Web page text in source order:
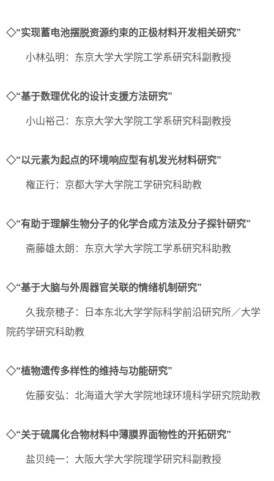
◇“实现蓄电池摆脱资源约束的正极材料开发相关研究”
小林弘明：东京大学大学院工学系研究科副教授
◇“基于数理优化的设计支援方法研究”
小山裕己：东京大学大学院工学系研究科副教授
◇“以元素为起点的环境响应型有机发光材料研究”
権正行：京都大学大学院工学研究科助教
◇“有助于理解生物分子的化学合成方法及分子探针研究”
斋藤雄太朗：东京大学大学院工学系研究科助教
◇“基于大脑与外周器官关联的情绪机制研究”
久我奈穂子：日本东北大学学际科学前沿研究所／大学
院药学研究科助教
◇“植物遗传多样性的维持与功能研究”
佐藤安弘：北海道大学大学院地球环境科学研究院助教
◇“关于硫属化合物材料中薄膜界面物性的开拓研究”
盐贝纯一：大阪大学大学院理学研究科副教授